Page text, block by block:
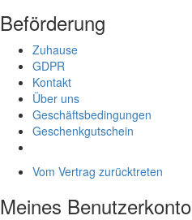
Beförderung
Zuhause
GDPR
Kontakt
Über uns
Geschäftsbedingungen
Geschenkgutschein
Vom Vertrag zurücktreten
Meines Benutzerkonto